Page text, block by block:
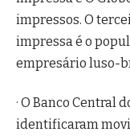
impressos. O
impressa é o
empresário luso-
· O Banco Central
identificaram